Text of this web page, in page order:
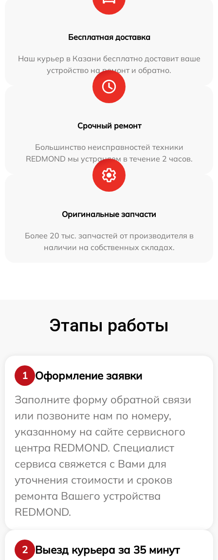
Бесплатная доставка
Наш курьер в Казани бесплатно доставит ваше
устройство на ремонт и обратно.
Срочный ремонт
Большинство неисправностей техники
REDMOND мы устраняем в течение 2 часов.
Оригинальные запчасти
Более 20 тыс. запчастей от производителя в
наличии на собственных складах.
Этапы работы
1
Оформление заявки
Заполните форму обратной связи
или позвоните нам по номеру,
указанному на сайте сервисного
центра REDMOND. Специалист
сервиса свяжется с Вами для
уточнения стоимости и сроков
ремонта Вашего устройства
REDMOND.
2 Выезд курьера за 35 минут